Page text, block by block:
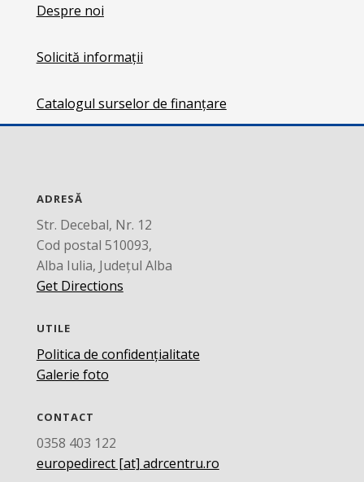
Despre noi
Solicită informații
Catalogul surselor de finanțare
ADRESĂ
Str. Decebal, Nr. 12
Cod postal 510093,
Alba Iulia, Județul Alba
Get Directions
UTILE
Politica de confidențialitate
Galerie foto
CONTACT
0358 403 122
europedirect [at] adrcentru.ro